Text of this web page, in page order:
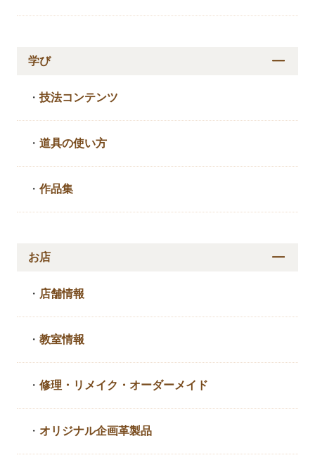
学び
・技法コンテンツ
・道具の使い方
・作品集
お店
・ 店舗情報
・教室情報
・修理・リメイク・ オーダーメイド
・ オリジナル企画革製品